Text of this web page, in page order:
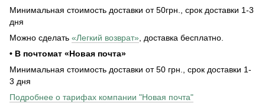
Минимальная стоимость доставки от 50грн., срок доставки 1-3
дня
Можно сделать «Легкий возврат» , доставка бесплатно.
• В почтомат «Новая почта»
Минимальная стоимость доставки от 50 грн., срок доставки 1-
3 дня
Подробнее о тарифах компании "Новая почта"